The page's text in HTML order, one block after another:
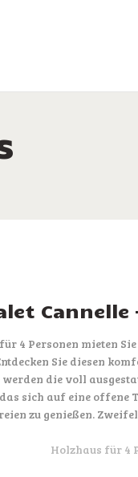
Cannelle
4 Personen mieten
Sie diesen
die voll
sich auf eine
zu genießen.
Holzhaus für 4